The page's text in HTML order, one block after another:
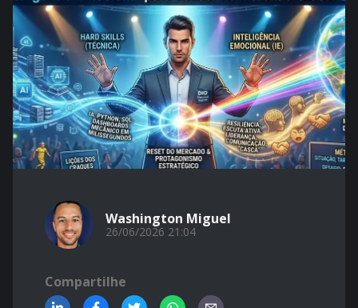
Washington Miguel
26/06/2026 21:04
Compartilhe